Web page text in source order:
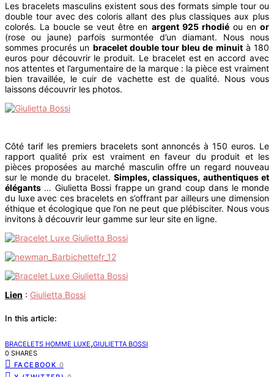
Les bracelets masculins existent sous des formats simple tour ou
double tour avec des coloris allant des plus classiques aux plus
colorés. La boucle se veut être en argent 925 rhodiéou enor
(rose ou jaune) parfois surmontée d’un diamant. Nous nous
sommes procurés un bracelet double tour bleu de minuità 180
euros pour découvrir le produit. Le bracelet est en accord avec
nos attentes et l’argumentaire de la marque : la pièce est vraiment
bien travaillée, le cuir de vachette est de qualité. Nous vous
laissons découvrir les photos.
Côté tarif les premiers bracelets sont annoncés à 150 euros. Le
rapport qualité prix est vraiment en faveur du produit et les
pièces proposées au marché masculin offre un regard nouveau
sur le monde du bracelet. Simples, classiques, authentiques et
élégants … Giulietta Bossi frappe un grand coup dans le monde
du luxe avec ces bracelets en s’offrant par ailleurs une dimension
éthique et écologique que l’on ne peut que plébisciter. Nous vous
invitons à découvrir leur gamme sur leur site en ligne.
Lien : Giulietta Bossi
In this article:
BRACELETS HOMME LUXE,GIULIETTA BOSSI
0 SHARES
FACEBOOK 0